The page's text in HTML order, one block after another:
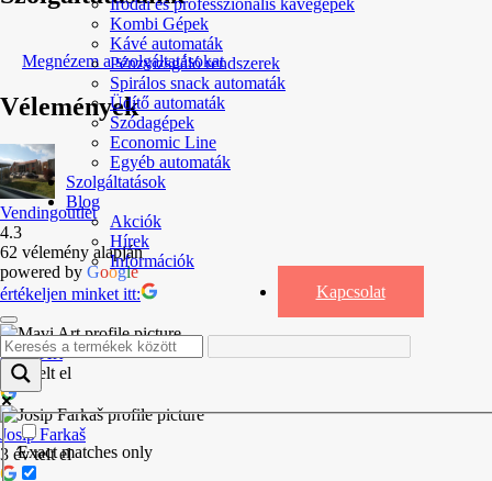
Irodai és professzionális kávégépek
Kombi Gépek
Kávé automaták
Pénzvizsgáló rendszerek
Spirálos snack automaták
Üdítő automaták
Szódagépek
Economic Line
Egyéb automaták
Szolgáltatások
Blog
Akciók
Hírek
Információk
Kapcsolat
Exact matches only
Megnézem a szolgáltatásokat
Vélemények
Vendingoutlet
4.3
62 vélemény alapján
powered by Google
értékeljen minket itt:
Mavi Art
3 év telt el
Josip Farkaš
3 év telt el